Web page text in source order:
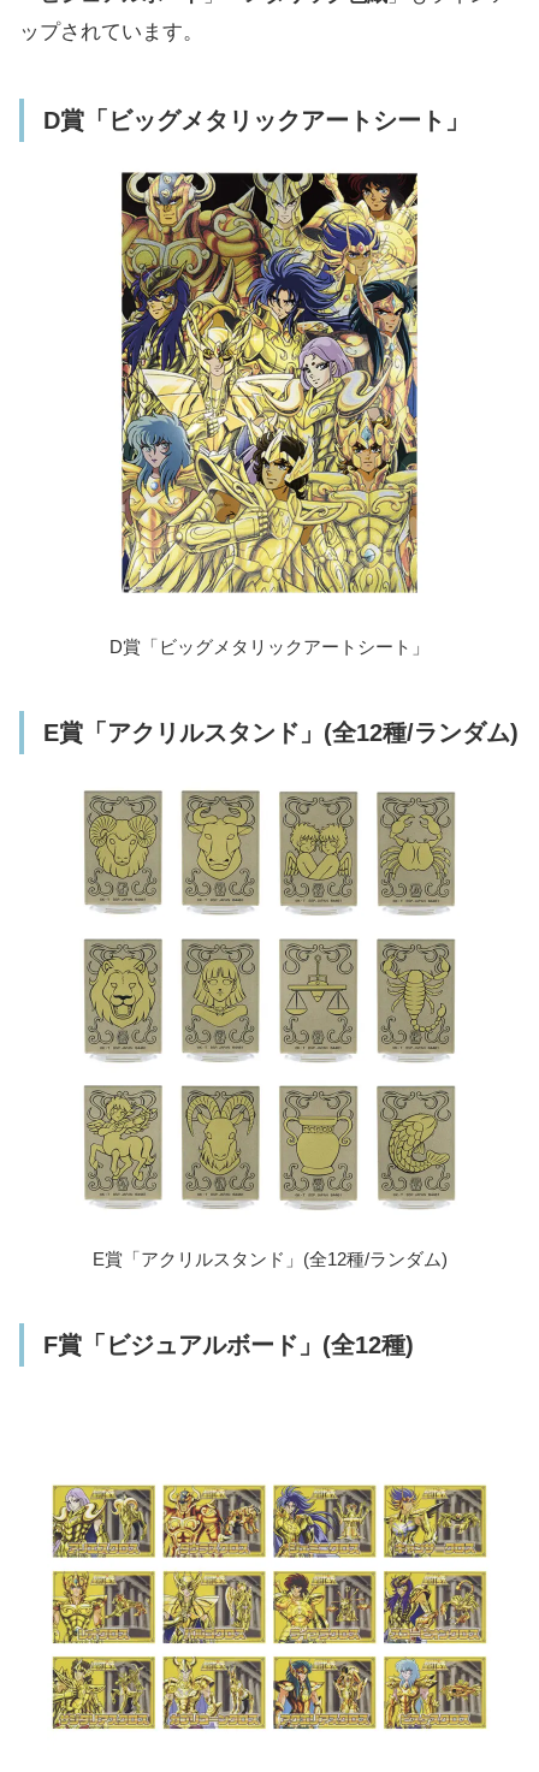
ップされています。
D賞「ビッグメタリックアートシート」
D賞「ビッグメタリックアートシート」
E賞「アクリルスタンド」(全12種/ランダム)
E賞「アクリルスタンド」(全12種/ランダム)
F賞「ビジュアルボード」(全12種)